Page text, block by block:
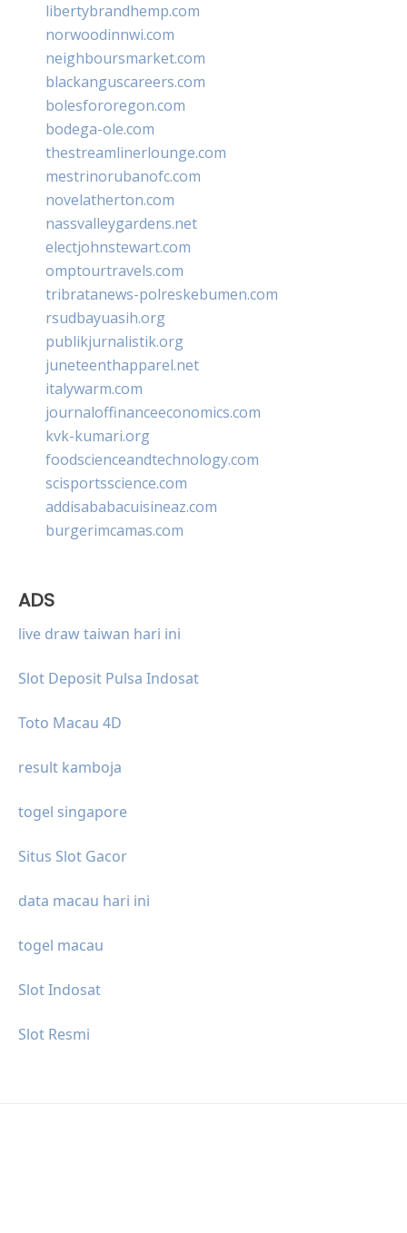
libertybrandhemp.com
norwoodinnwi.com
neighboursmarket.com
blackanguscareers.com
bolesfororegon.com
bodega-ole.com
thestreamlinerlounge.com
mestrinorubanofc.com
novelatherton.com
nassvalleygardens.net
electjohnstewart.com
omptourtravels.com
tribratanews-polreskebumen.com
rsudbayuasih.org
publikjurnalistik.org
juneteenthapparel.net
italywarm.com
journaloffinanceeconomics.com
kvk-kumari.org
foodscienceandtechnology.com
scisportsscience.com
addisababacuisineaz.com
burgerimcamas.com
ADS
live draw taiwan hari ini
Slot Deposit Pulsa Indosat
Toto Macau 4D
result kamboja
togel singapore
Situs Slot Gacor
data macau hari ini
togel macau
Slot Indosat
Slot Resmi